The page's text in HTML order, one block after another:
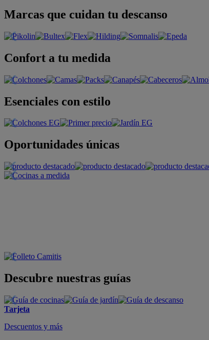
Marcas que cuidan tu descanso
Confort a tu medida
Esenciales con estilo
Oportunidades únicas
Descubre nuestras guías
Tarjeta
Descuentos y más